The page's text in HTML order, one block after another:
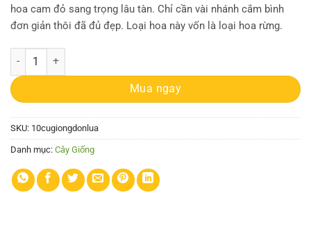
hoa cam đỏ sang trọng lâu tàn. Chỉ cần vài nhánh cắm bình
đơn giản thôi đã đủ đẹp. Loại hoa này vốn là loại hoa rừng.
Combo 10 củ giống hoa dơn lúa (Lay ơn lúa) - Giống hoa lay ơn
Mua ngay
SKU: 10cugiongdonlua
Danh mục: Cây Giống